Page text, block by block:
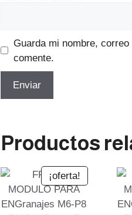
Guarda mi nombre,
comente.
Productos
¡oferta!